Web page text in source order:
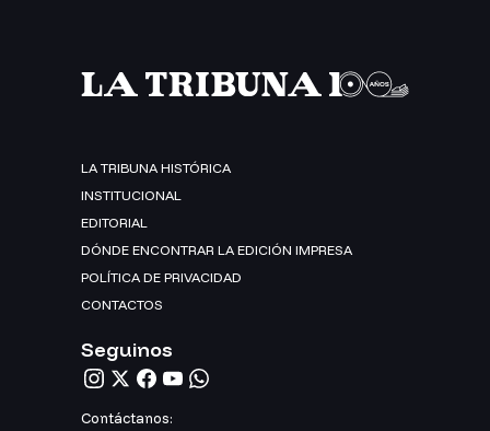
LA TRIBUNA HISTÓRICA
INSTITUCIONAL
EDITORIAL
DÓNDE ENCONTRAR LA EDICIÓN IMPRESA
POLÍTICA DE PRIVACIDAD
CONTACTOS
Seguinos
Contáctanos: